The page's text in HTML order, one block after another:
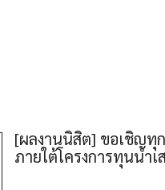
[ผลงานนิสิต] ขอเชิญทุ
ภายใต้โครงการทุนนำ